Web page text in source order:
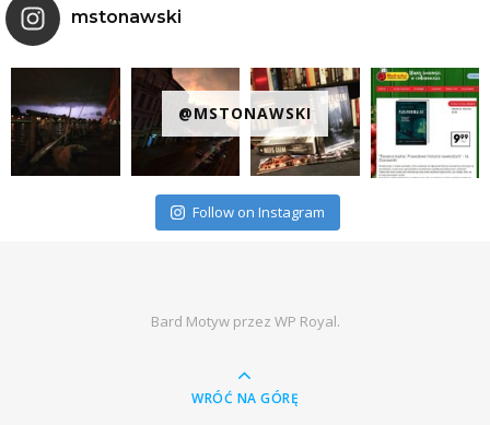
@MSTONAWSKI
mstonawski
Follow on Instagram
Bard Motyw przez WP Royal.
WRÓĆ NA GÓRĘ